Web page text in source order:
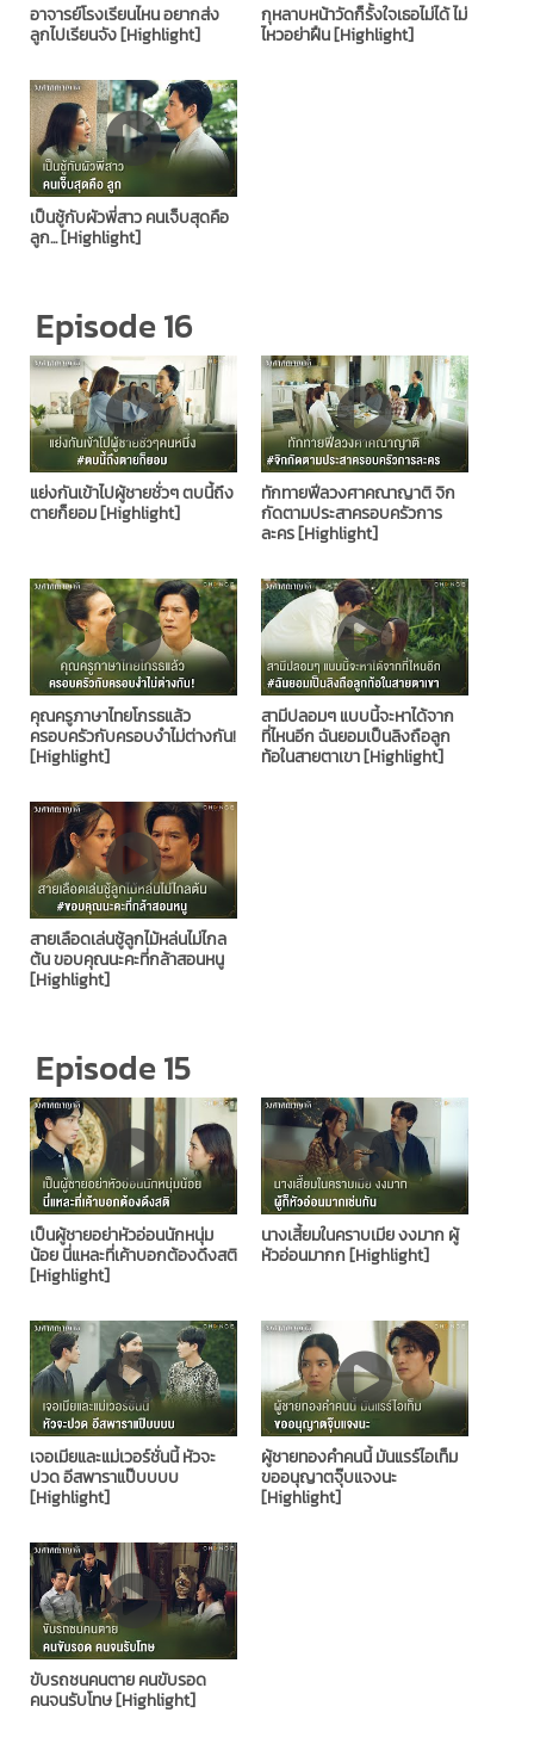
อาจารย์โรงเรียนไหน อยากส่ง
ลูกไปเรียนจัง [Highlight]
กุหลาบหน้าวัดก็รั้งใจเธอไม่ได้ ไม่
ไหวอย่าฝืน [Highlight]
เป็นชู้กับผัวพี่สาว คนเจ็บสุดคือ
ลูก... [Highlight]
Episode 16
แย่งกันเข้าไปผู้ชายชั่วๆ ตบนี้ถึง
ตายก็ยอม [Highlight]
ทักทายฟีลวงศาคณาญาติ จิก
กัดตามประสาครอบครัวการ
ละคร [Highlight]
คุณครูภาษาไทยโกรธแล้ว
ครอบครัวกับครอบงำไม่ต่างกัน!
[Highlight]
สามีปลอมๆ แบบนี้จะหาได้จาก
ที่ไหนอีก ฉันยอมเป็นลิงถือลูก
ท้อในสายตาเขา [Highlight]
สายเลือดเล่นชู้ลูกไม้หล่นไม่ไกล
ต้น ขอบคุณนะคะที่กล้าสอนหนู
[Highlight]
Episode 15
เป็นผู้ชายอย่าหัวอ่อนนักหนุ่ม
น้อย นี่แหละที่เค้าบอกต้องดึงสติ
[Highlight]
นางเสี้ยมในคราบเมีย งงมาก ผู้
หัวอ่อนมากก [Highlight]
เจอเมียและแม่เวอร์ชั่นนี้ หัวจะ
ปวด อีสพาราแป๊บบบบ
[Highlight]
ผู้ชายทองคำคนนี้ มันแรร์ไอเท็ม
ขออนุญาตจุ๊บแจงนะ
[Highlight]
ขับรถชนคนตาย คนขับรอด
คนจนรับโทษ [Highlight]